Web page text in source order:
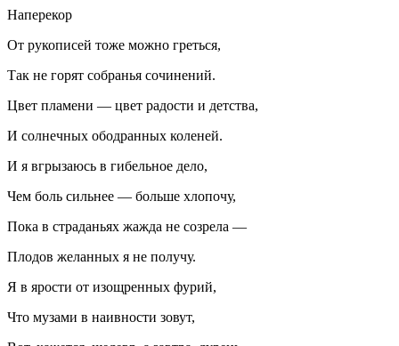
Наперекор
От рукописей тоже можно греться,
Так не горят собранья сочинений.
Цвет пламени — цвет радости и детства,
И солнечных ободранных коленей.
И я вгрызаюсь в гибельное дело,
Чем боль сильнее — больше хлопочу,
Пока в страданьях жажда не созрела —
Плодов желанных я не получу.
Я в ярости от изощренных фурий,
Что музами в наивности зовут,